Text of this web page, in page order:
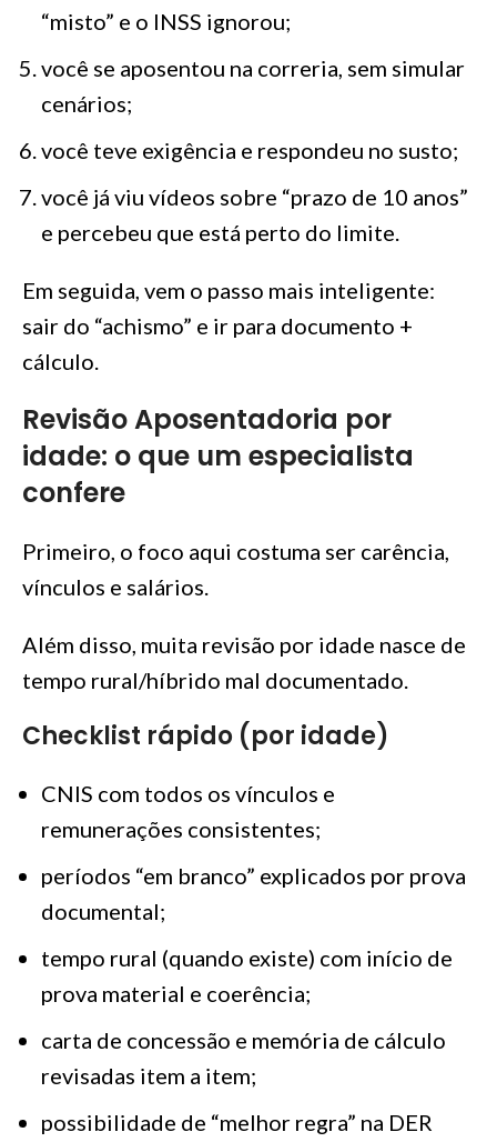
“misto” e o INSS ignorou;
você se aposentou na correria, sem simular
cenários;
você teve exigência e respondeu no susto;
você já viu vídeos sobre “prazo de 10 anos”
e percebeu que está perto do limite.
Em seguida, vem o passo mais inteligente:
sair do “achismo” e ir para documento +
cálculo.
Revisão Aposentadoria por
idade: o que um especialista
confere
Primeiro, o foco aqui costuma ser carência,
vínculos e salários.
Além disso, muita revisão por idade nasce de
tempo rural/híbrido mal documentado.
Checklist rápido (por idade)
CNIS com todos os vínculos e
remunerações consistentes;
períodos “em branco” explicados por prova
documental;
tempo rural (quando existe) com início de
prova material e coerência;
carta de concessão e memória de cálculo
revisadas item a item;
possibilidade de “melhor regra” na DER